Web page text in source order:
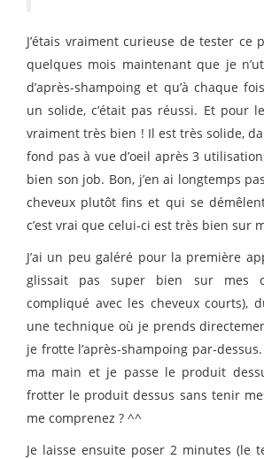
J’étais vraiment curieuse de tester ce
quelques mois maintenant que je
d’après-shampoing et qu’à chaque
un solide, c’était pas réussi. Et pour
vraiment très bien ! Il est très solide,
fond pas à vue d’oeil après 3
bien son job. Bon, j’en ai longtemps
cheveux plutôt fins et qui se
c’est vrai que celui-ci est très bien sur
J’ai un peu galéré pour la première
glissait pas super bien sur mes
compliqué avec les cheveux courts),
une technique où je prends
je frotte l’après-shampoing par-
ma main et je passe le produit
frotter le produit dessus sans tenir
me comprenez ? ^^
Je laisse ensuite poser 2 minutes (le